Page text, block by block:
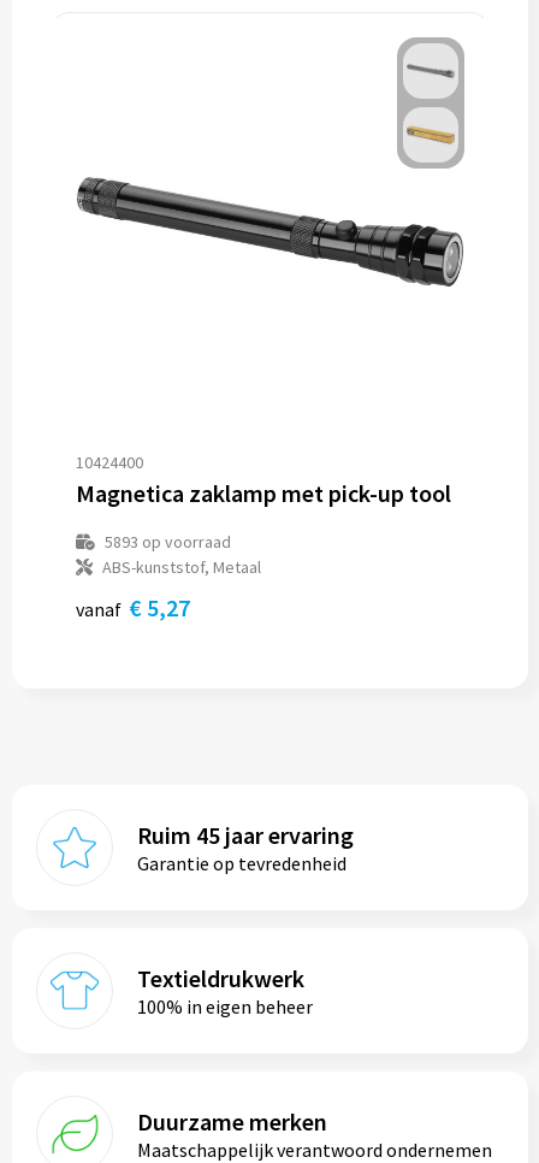
10424400
Magnetica zaklamp met pick-up tool
5893 op voorraad
ABS-kunststof, Metaal
vanaf € 5,27
Ruim 45 jaar ervaring
Garantie op tevredenheid
Textieldrukwerk
100% in eigen beheer
Duurzame merken
Maatschappelijk verantwoord ondernemen